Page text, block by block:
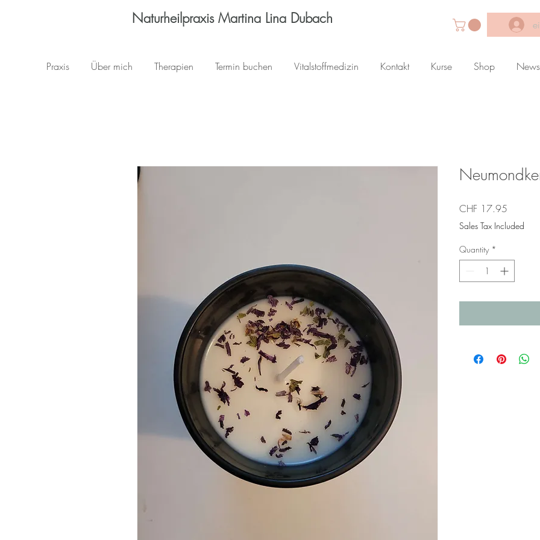
Naturheilpraxis Martina Lina Dubach
Praxis Über mich Therapien Termin buchen Vitalstoffmedizin Kontakt Kurse Shop News
CHF 17.95
Sales Tax Included
Quantity *